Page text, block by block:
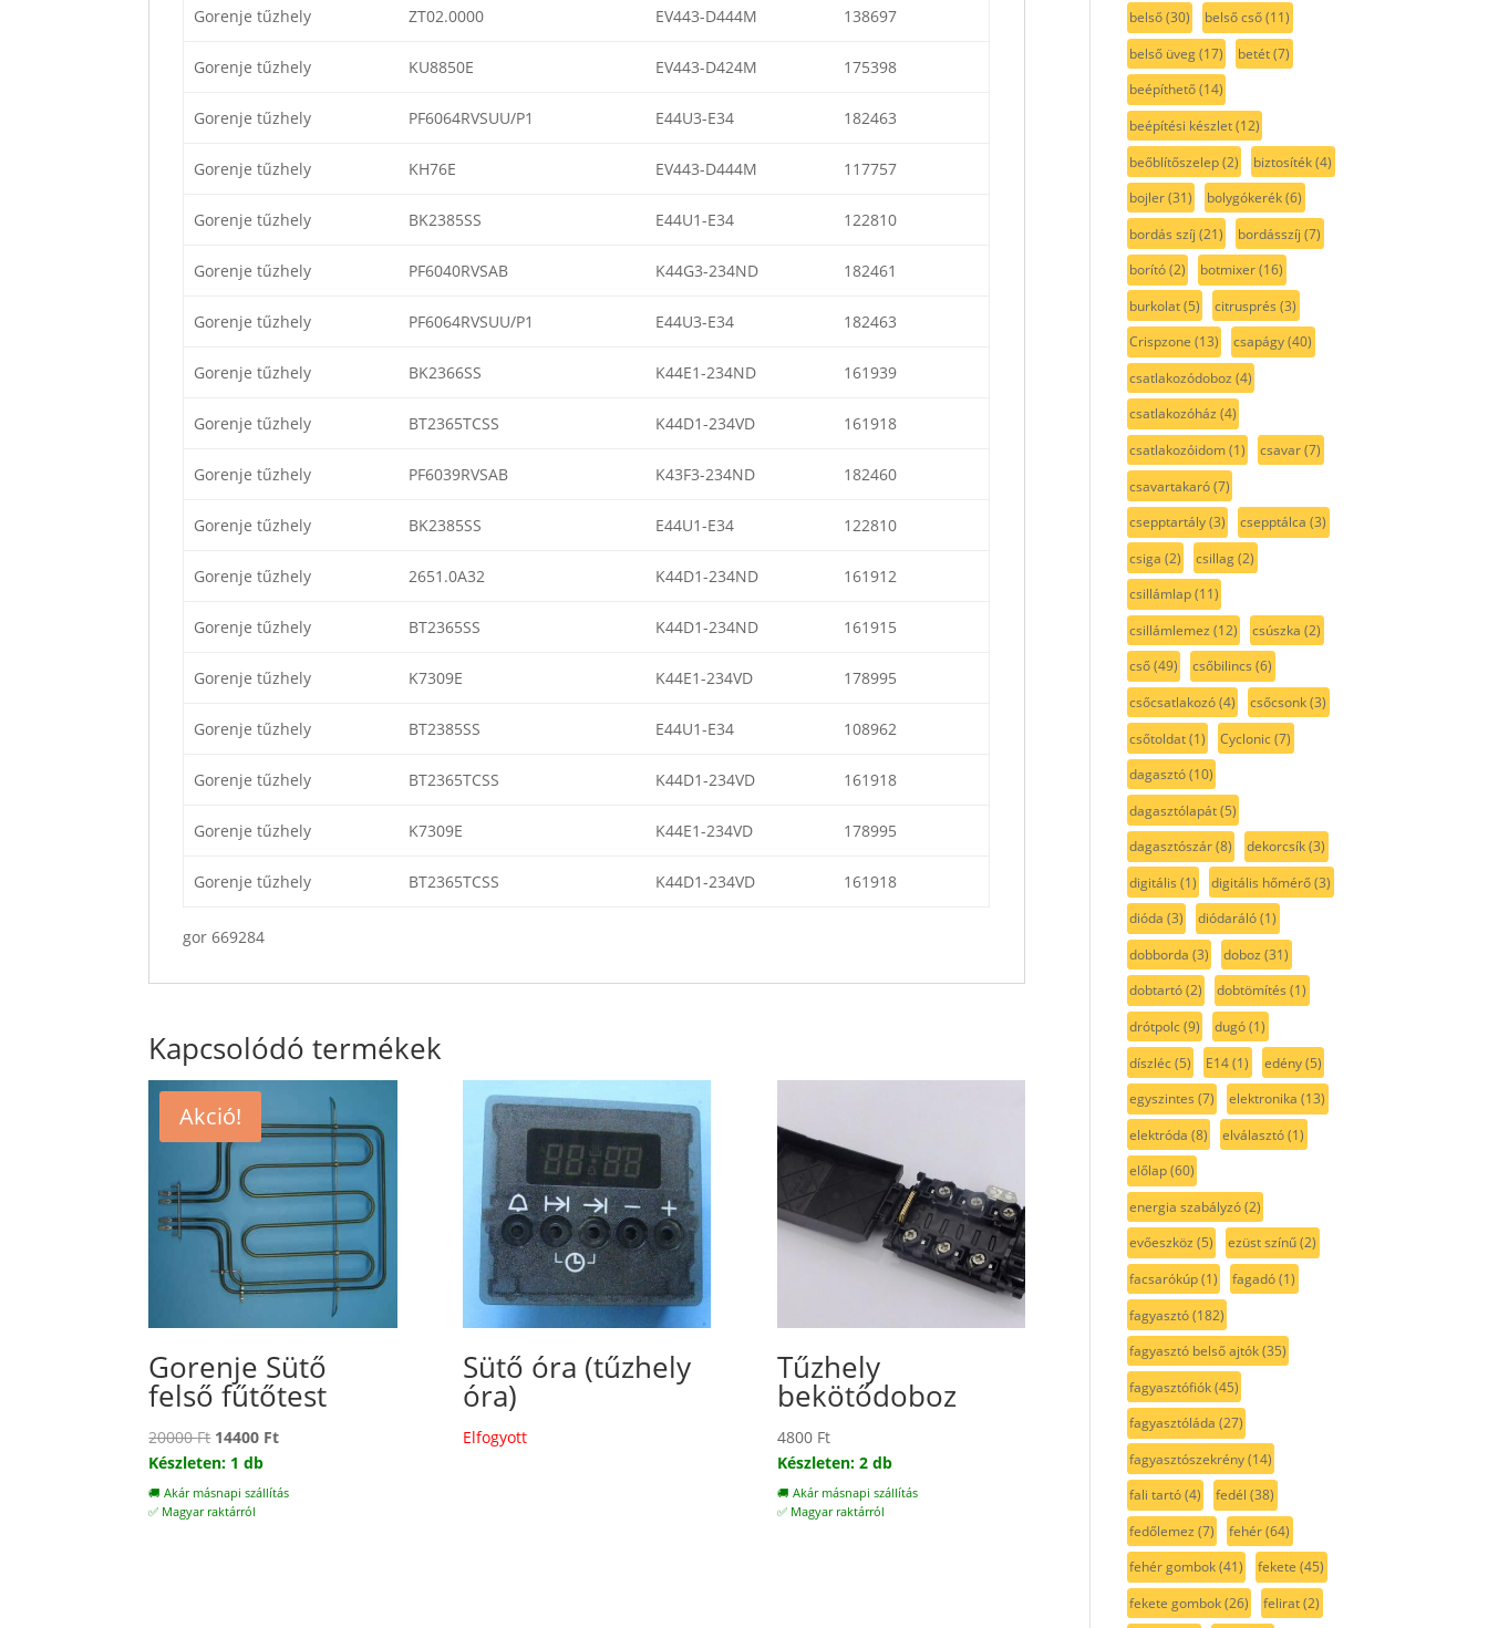
Gorenje tűzhely ZT02.0000 EV443-D444M 138697
Gorenje tűzhely KU8850E EV443-D424M 175398
Gorenje tűzhely PF6064RVSUU/P1 E44U3-E34 182463
Gorenje tűzhely KH76E EV443-D444M 117757
Gorenje tűzhely BK2385SS E44U1-E34 122810
Gorenje tűzhely PF6040RVSAB K44G3-234ND 182461
Gorenje tűzhely PF6064RVSUU/P1 E44U3-E34 182463
Gorenje tűzhely BK2366SS K44E1-234ND 161939
Gorenje tűzhely BT2365TCSS K44D1-234VD 161918
Gorenje tűzhely PF6039RVSAB K43F3-234ND 182460
Gorenje tűzhely BK2385SS E44U1-E34 122810
Gorenje tűzhely 2651.0A32 K44D1-234ND 161912
Gorenje tűzhely BT2365SS K44D1-234ND 161915
Gorenje tűzhely K7309E K44E1-234VD 178995
Gorenje tűzhely BT2385SS E44U1-E34 108962
Gorenje tűzhely BT2365TCSS K44D1-234VD 161918
Gorenje tűzhely K7309E K44E1-234VD 178995
Gorenje tűzhely BT2365TCSS K44D1-234VD 161918
gor 669284
Kapcsolódó termékek
Akció!
Gorenje Sütő
felső fűtőtest
20000Ft Original
price
was:
20000 Ft.
14400 FtCurrent
is:
Készleten: 1 db
🚚 Akár másnapi szállítás
✅ Magyar raktárról
Sütő óra (tűzhely
óra)
Elfogyott
Tűzhely
bekötődoboz
4800 Ft
Készleten: 2 db
🚚 Akár másnapi szállítás
✅ Magyar raktárról
belső(30) belső cső(11)
belső üveg(17) betét(7)
beépíthető(14)
beépítési készlet(12)
beőblítőszelep(2) biztosíték(4)
bojler(31) bolygókerék(6)
bordás szíj (21) bordásszíj (7)
borító(2) botmixer(16)
burkolat(5) citrusprés (3)
Crispzone (13) csapágy(40)
csatlakozódoboz (4)
csatlakozóház (4)
csatlakozóidom(1) csavar(7)
csavartakaró(7)
csepptartály(3) csepptálca (3)
csiga (2) csillag(2)
csillámlap(11)
csillámlemez (12) csúszka (2)
cső(49) csőbilincs (6)
csőcsatlakozó(4) csőcsonk(3)
csőtoldat(1) Cyclonic(7)
dagasztó(10)
dagasztólapát(5)
dagasztószár(8) dekorcsík(3)
digitális (1) digitális hőmérő(3)
dióda (3) diódaráló(1)
dobborda (3) doboz (31)
dobtartó(2) dobtömítés (1)
drótpolc(9) dugó(1)
díszléc(5) E14(1) edény(5)
egyszintes (7) elektronika (13)
elektróda (8) elválasztó(1)
előlap(60)
energia szabályzó(2)
evőeszköz (5) ezüst színű(2)
facsarókúp(1) fagadó(1)
fagyasztó(182)
fagyasztó belső ajtók(35)
fagyasztófiók(45)
fagyasztóláda (27)
fagyasztószekrény(14)
fali tartó(4) fedél (38)
fedőlemez (7) fehér(64)
fehér gombok(41) fekete (45)
fekete gombok(26) felirat(2)